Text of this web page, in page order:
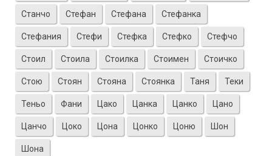
Станчо Стефан Стефана Стефанка
Стефания Стефи Стефка Стефко Стефчо
Стоил Стоила Стоилка Стоимен Стоичко
Стою Стоян Стояна Стоянка Таня Теки
Теньо Фани Цако Цанка Цанко Цано
Цанчо Цоко Цона Цонко Цоню Шон
Шона